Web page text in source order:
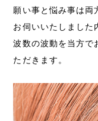
願い事と悩み事は両
お伺いいたしました
波数の波動を当方で
ただきます。